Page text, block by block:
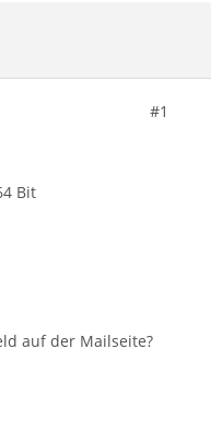
#1
Bit
auf der Mailseite?